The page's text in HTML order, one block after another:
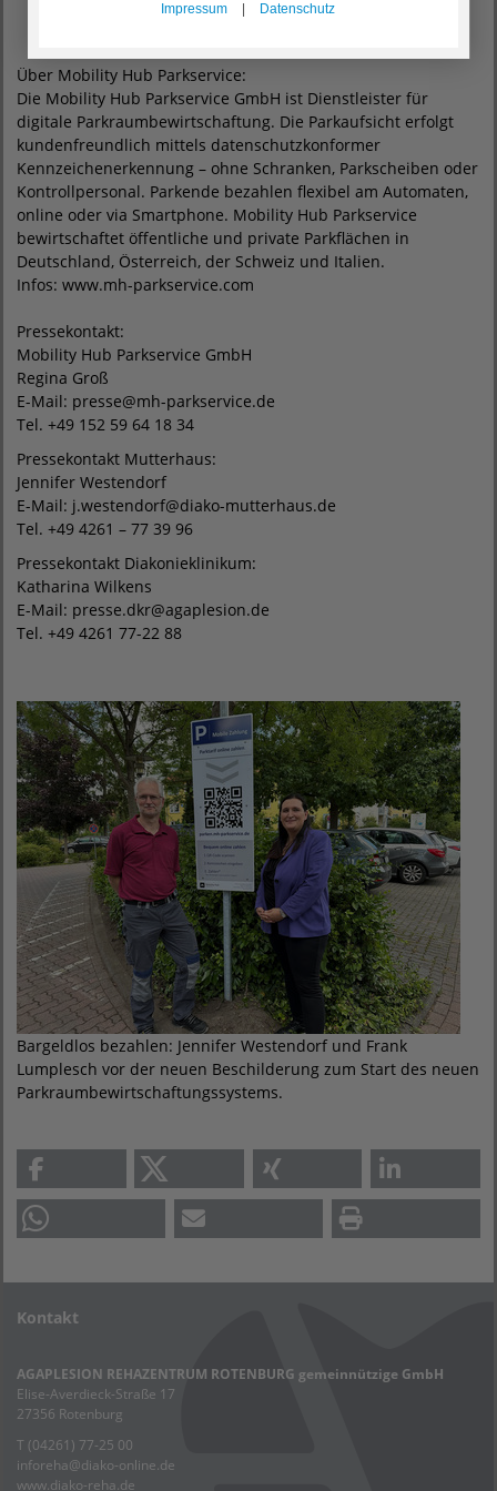
Über Mobility Hub Parkservice:
Die Mobility Hub Parkservice GmbH ist Dienstleister für
digitale Parkraumbewirtschaftung. Die Parkaufsicht erfolgt
kundenfreundlich mittels datenschutzkonformer
Kennzeichenerkennung – ohne Schranken, Parkscheiben oder
Kontrollpersonal. Parkende bezahlen flexibel am Automaten,
online oder via Smartphone. Mobility Hub Parkservice
bewirtschaftet öffentliche und private Parkflächen in
Deutschland, Österreich, der Schweiz und Italien.
Infos: www.mh-parkservice.com
Pressekontakt:
Mobility Hub Parkservice GmbH
Regina Groß
E-Mail: presse@mh-parkservice.de
Tel. +49 152 59 64 18 34
Pressekontakt Mutterhaus:
Jennifer Westendorf
E-Mail: j.westendorf@diako-mutterhaus.de
Tel. +49 4261 – 77 39 96
Pressekontakt Diakonieklinikum:
Katharina Wilkens
E-Mail: presse.dkr@agaplesion.de
Tel. +49 4261 77-22 88
Bargeldlos bezahlen: Jennifer Westendorf und Frank
Lumplesch vor der neuen Beschilderung zum Start des neuen
Parkraumbewirtschaftungssystems.
Kontakt
AGAPLESION REHAZENTRUM ROTENBURG gemeinnützige GmbH
Elise-Averdieck-Straße 17
27356 Rotenburg
T (04261) 77-25 00
inforeha@diako-online.de
www.diako-reha.de
Impressum Datenschutz